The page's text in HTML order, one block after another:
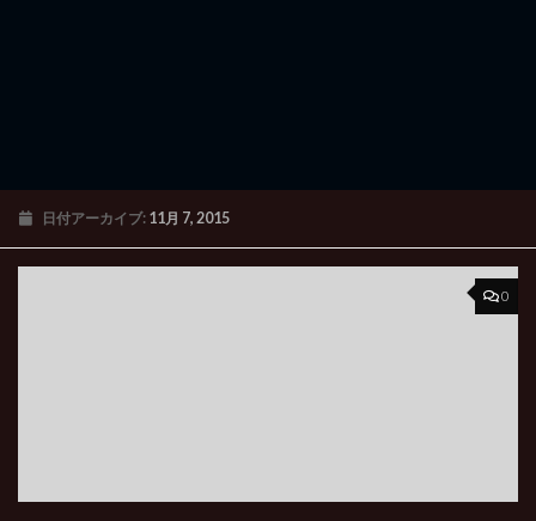
日付アーカイブ: 11月 7, 2015
0